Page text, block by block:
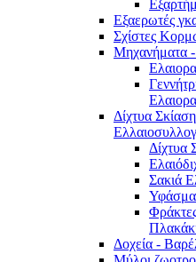
Εξαερωτές
Σχίστες
Μηχανήματα -
Δίχτυα
Δίχτυα
Σακιά
Δοχεία -